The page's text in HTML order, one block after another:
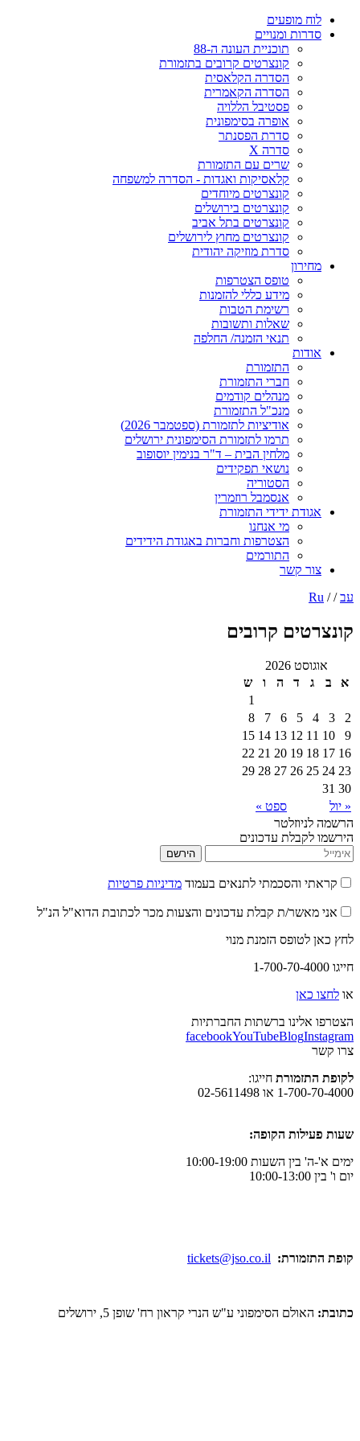
מופעים
ומנויים
תוכניית העונה ה-88
קונצרטים קרובים בתזמורת
הסדרה הקלאסית
הסדרה הקאמרית
פסטיבל הללויה
אופרה בסימפונית
סדרת הפסנתר
שרים עם התזמורת
קלאסיקות ואגדות - הסדרה למשפחה
קונצרטים מיוחדים
קונצרטים בירושלים
קונצרטים בתל אביב
קונצרטים מחוץ לירושלים
סדרת מוזיקה יהודית
טופס הצטרפות
מידע כללי להזמנות
רשימת הטבות
שאלות ותשובות
תנאי הזמנה/ החלפה
התזמורת
חברי התזמורת
מנהלים קודמים
מנכ"ל התזמורת
אודיציות לתזמורת (ספטמבר 2026)
תרמו לתזמורת הסימפונית ירושלים
מלחין הבית – ד"ר בנימין יוסופוב
נושאי תפקידים
הסטוריה
אנסמבל רוזמרין
ידידי התזמורת
מי אנחנו
הצטרפות וחברות באגודת הידידים
התורמים
קשר
קרובים
ד ה ו
ש
5
6
7
8
12
13
14
15
19
20
21
22
26
27
28
29
ספט »
עדכונים
והסכמתי לתנאים בעמודמדיניות פרטיות
ת קבלת עדכונים והצעות מכר לכתובת הדוא"ל הנ"ל
הזמנת מנוי
ברשתות החברתיות
facebookYouTubeBlog
חייגו:
02-5611498
הקופה:
השעות 10:00-19:00
tickets@jso.co.il
הסימפוני ע"ש הנרי קראון רח' שופן 5, ירושלים